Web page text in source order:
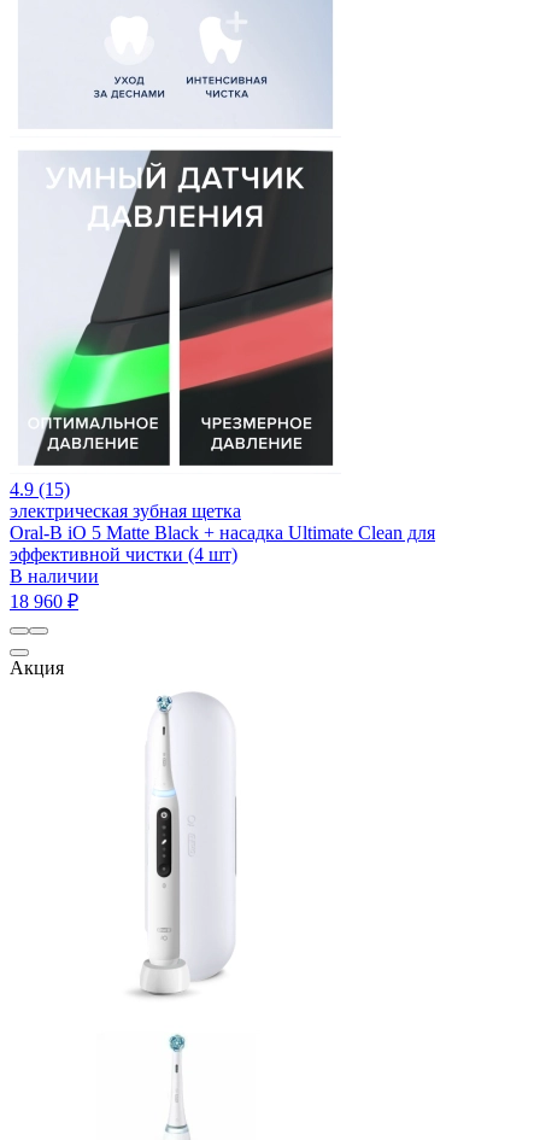
4.9 (15)
электрическая зубная щетка
Oral-B iO 5 Matte Black + насадка Ultimate Clean для
эффективной чистки (4 шт)
В наличии
18 960 ₽
Акция